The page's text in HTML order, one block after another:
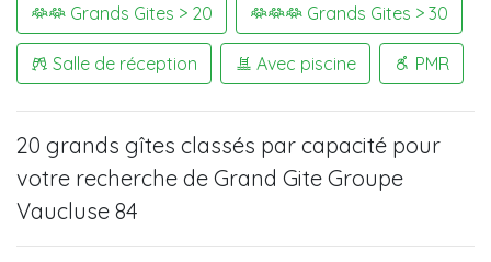
Grands Gites > 20 Grands Gites > 30
Salle de réception Avec piscine PMR
20 grands gîtes classés par capacité pour
votre recherche de Grand Gite Groupe
Vaucluse 84